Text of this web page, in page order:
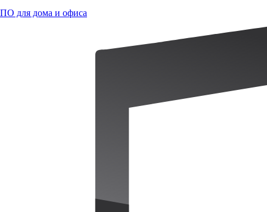
ПО для дома и офиса